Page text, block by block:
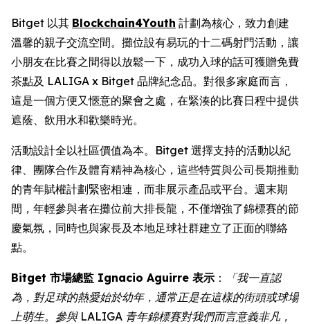
Bitget 以其 Blockchain4Youth 計劃為核心，致力創建
溫馨的親子交流空間。攤位設有易玩的十二碼射門活動，讓
小朋友在比賽之間得以放鬆一下，成功入球的話可獲贈免費
茶點及 LALIGA x Bitget 品牌紀念品。對很多家庭而言，
這是一個方便又愜意的聚會之處，在緊湊的比賽日程中提供
遮蔭、飲用水和歡樂時光。
活動設計全以社區價值為本。Bitget 選擇支持的活動以紀
律、團隊合作及體育精神為核心，這些特質與公司長期推動
的青年賦權計劃緊密相連，而非展示產品或平台。週末期
間，年輕參與者在攤位前大排長龍，不僅增強了錦標賽的節
慶氣氛，同時也與家長及本地足球社群建立了正面的聯絡
點。
Bitget 市場總監 Ignacio Aguirre 表示 ：
「我一直認
為，對足球的熱愛始於幼年，通常正是在這樣的街頭或球場
上萌生。參與 LALIGA 青年錦標賽對我們而言意義非凡，